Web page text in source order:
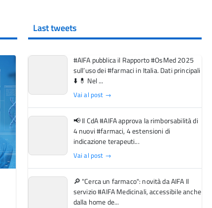
Last tweets
#AIFA pubblica il Rapporto #OsMed 2025
sull’uso dei #farmaci in Italia. Dati principali
⬇️ 💊 Nel ...
Vai al post →
📢 Il CdA #AIFA approva la rimborsabilità di
4 nuovi #farmaci, 4 estensioni di
indicazione terapeuti...
Vai al post →
🔎 "Cerca un farmaco": novità da AIFA Il
servizio #AIFA Medicinali, accessibile anche
dalla home de...